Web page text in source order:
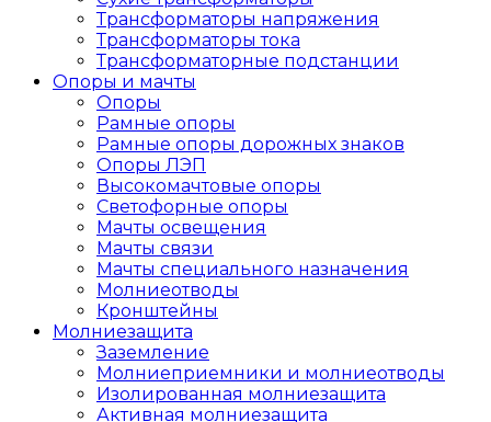
Трансформаторы напряжения
Трансформаторы тока
Трансформаторные подстанции
Опоры и мачты
Опоры
Рамные опоры
Рамные опоры дорожных знаков
Опоры ЛЭП
Высокомачтовые опоры
Светофорные опоры
Мачты освещения
Мачты связи
Мачты специального назначения
Молниеотводы
Кронштейны
Молниезащита
Заземление
Молниеприемники и молниеотводы
Изолированная молниезащита
Активная молниезащита